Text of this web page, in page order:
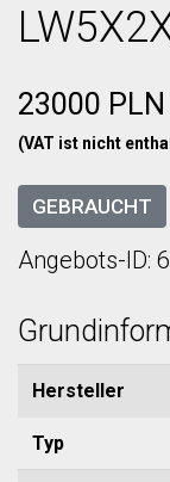
23000 PLN
(VAT ist nicht
GEBRAUCHT
Angebots-ID:
Hersteller
Typ